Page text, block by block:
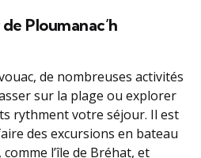
Ploumanac’h
de nombreuses activités
sur la plage ou explorer
rythment votre séjour. Il est
des excursions en bateau
l’île de Bréhat, et